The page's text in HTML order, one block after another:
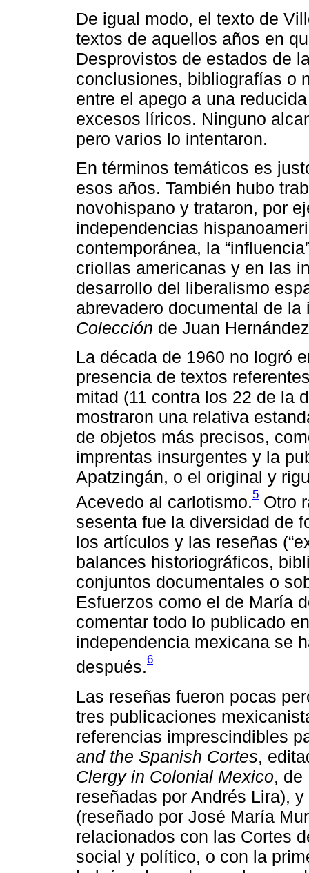
De igual modo, el texto de
textos de aquellos años en
Desprovistos de estados de
conclusiones, bibliografías o
entre el apego a una
excesos líricos. Ninguno
pero varios lo intentaron.
En términos temáticos es
esos años. También hubo
novohispano y trataron, por
independencias
contemporánea, la
criollas americanas y en las
desarrollo del liberalismo
abrevadero documental de
Colección de Juan
La década de 1960 no logró
presencia de textos
mitad (11 contra los 22 de la
mostraron una relativa
de objetos más precisos,
imprentas insurgentes y la
Apatzingán, o el original y
Acevedo al carlotismo.5 Otro
sesenta fue la diversidad de
los artículos y las reseñas
balances historiográficos,
conjuntos documentales o
Esfuerzos como el de María
comentar todo lo publicado
independencia mexicana se
después.6
Las reseñas fueron pocas
tres publicaciones
referencias imprescindibles
and the Spanish Cortes,
Clergy in Colonial Mexico, de
reseñadas por Andrés Lira), y
(reseñado por José María
relacionados con las Cortes
social y político, o con la